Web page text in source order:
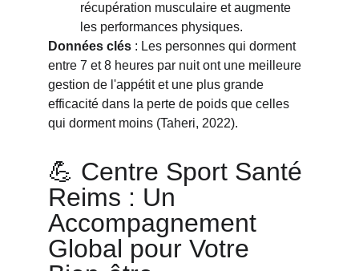
récupération musculaire et augmente
les performances physiques.
Données clés : Les personnes qui dorment
entre 7 et 8 heures par nuit ont une meilleure
gestion de l'appétit et une plus grande
efficacité dans la perte de poids que celles
qui dorment moins (Taheri, 2022).
💪 Centre Sport Santé
Reims : Un
Accompagnement
Global pour Votre